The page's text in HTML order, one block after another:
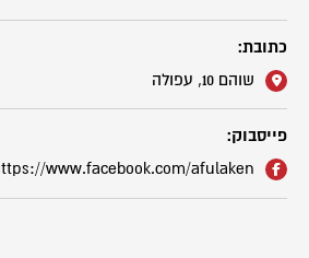
כתובת:
שוהם 10, עפולה
פייסבוק: